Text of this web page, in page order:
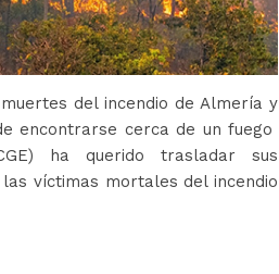
del incendio de Almería y
encontrarse cerca de un fuego
ha querido trasladar sus
víctimas mortales del incendio